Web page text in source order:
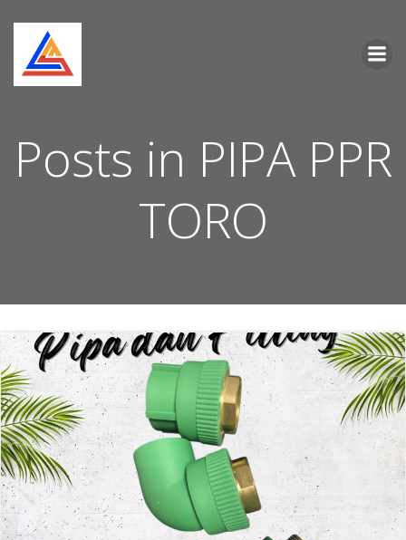
Posts in PIPA PPR
TORO